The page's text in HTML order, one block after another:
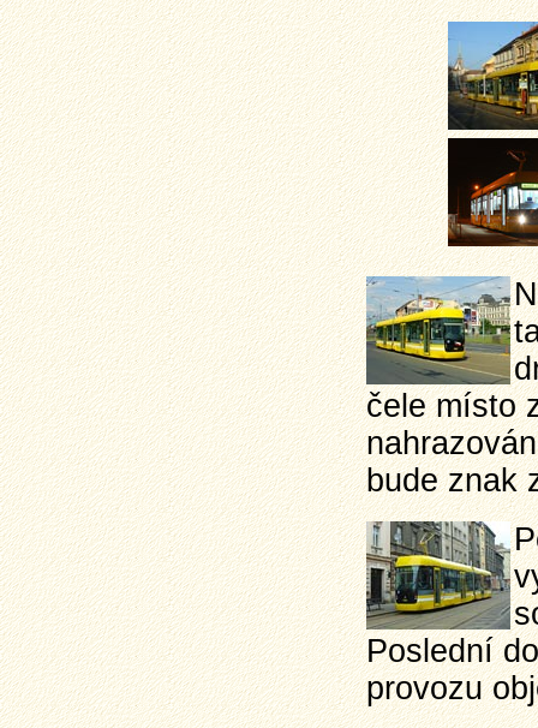
čele místo
bude znak
Poslední
provozu